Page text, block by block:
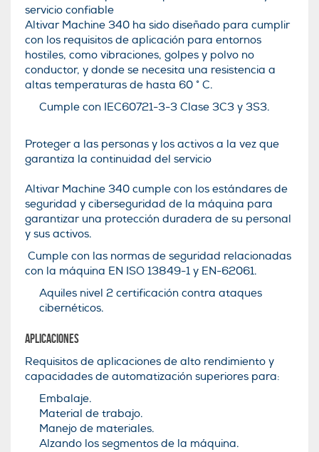
servicio confiable
Altivar Machine 340 ha sido diseñado para cumplir
con los requisitos de aplicación para entornos
hostiles, como vibraciones, golpes y polvo no
conductor, y donde se necesita una resistencia a
altas temperaturas de hasta 60 ° C.
Cumple con IEC60721-3-3 Clase 3C3 y 3S3.
Proteger a las personas y los activos a la vez que
garantiza la continuidad del servicio
Altivar Machine 340 cumple con los estándares de
seguridad y ciberseguridad de la máquina para
garantizar una protección duradera de su personal
y sus activos.
Cumple con las normas de seguridad relacionadas
con la máquina EN ISO 13849-1 y EN-62061.
Aquiles nivel 2 certificación contra ataques
cibernéticos.
Aplicaciones
Requisitos de aplicaciones de alto rendimiento y
capacidades de automatización superiores para:
Embalaje.
Material de trabajo.
Manejo de materiales.
Alzando los segmentos de la máquina.